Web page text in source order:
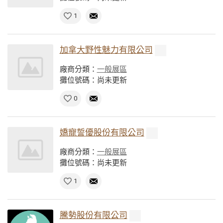
1
加拿大野性魅力有限公司
廠商分類： 一般展區
攤位號碼：尚未更新
0
嬌寵誓優股份有限公司
廠商分類： 一般展區
攤位號碼：尚未更新
1
騰勢股份有限公司